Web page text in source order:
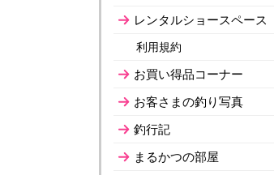
レンタルショースペース
利用規約
お買い得品コーナー
お客さまの釣り写真
釣行記
まるかつの部屋